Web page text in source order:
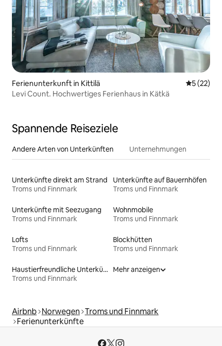
Ferienunterkunft in Kittilä
5 (22)
Levi Count. Hochwertiges Ferienhaus in Kätkä
Spannende Reiseziele
Andere Arten von Unterkünften Unternehmungen
Unterkünfte direkt am Strand
Troms und Finnmark
Unterkünfte auf Bauernhöfen
Troms und Finnmark
Unterkünfte mit Seezugang
Troms und Finnmark
Wohnmobile
Troms und Finnmark
Lofts
Troms und Finnmark
Blockhütten
Troms und Finnmark
Haustierfreundliche Unterkünfte
Troms und Finnmark
Mehr anzeigen
Airbnb Norwegen Troms und Finnmark
Ferienunterkünfte